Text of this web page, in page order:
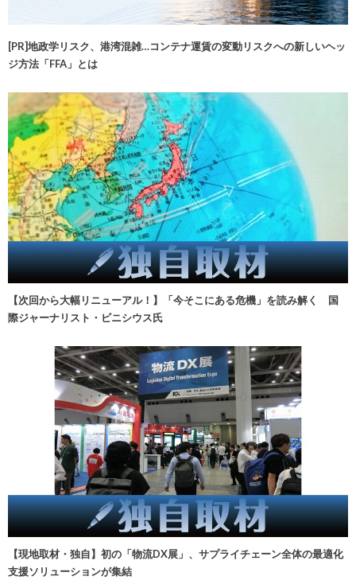
[PR]地政学リスク、港湾混雑…コンテナ運賃の変動リスクへの新しいヘッ
ジ方法「FFA」とは
【次回から大幅リニューアル！】「今そこにある危機」を読み解く 国
際ジャーナリスト・ビニシウス氏
【現地取材・独自】初の「物流DX展」、サプライチェーン全体の最適化
支援ソリューションが集結